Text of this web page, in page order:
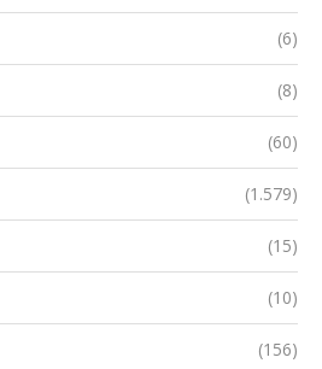
(6)
(8)
(60)
(1.579)
(15)
(10)
(156)